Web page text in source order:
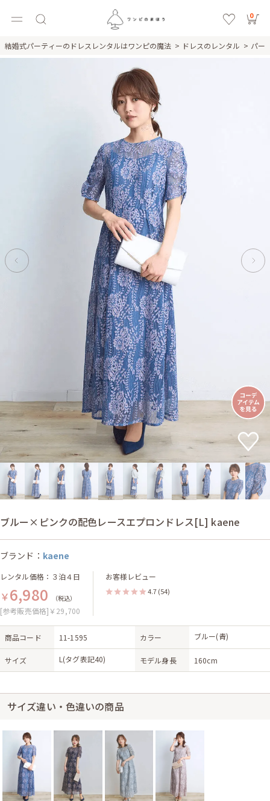
0
結婚式パーティーのドレスレンタルはワンピの魔法 ドレスのレンタル パー
ブルー×ピンクの配色レースエプロンドレス[L] kaene
ブランド： kaene
レンタル価格：３泊４日
￥6,980 （税込）
[参考販売価格]￥29,700
お客様レビュー
4.7 (54)
商品コード 11-1595 カラー ブルー(青)
サイズ L(タグ表記40) モデル身長 160cm
サイズ違い・色違いの商品